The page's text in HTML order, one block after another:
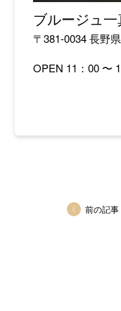
ブルージュ
〒381-0034 長野
OPEN 11：00 〜
前の記事